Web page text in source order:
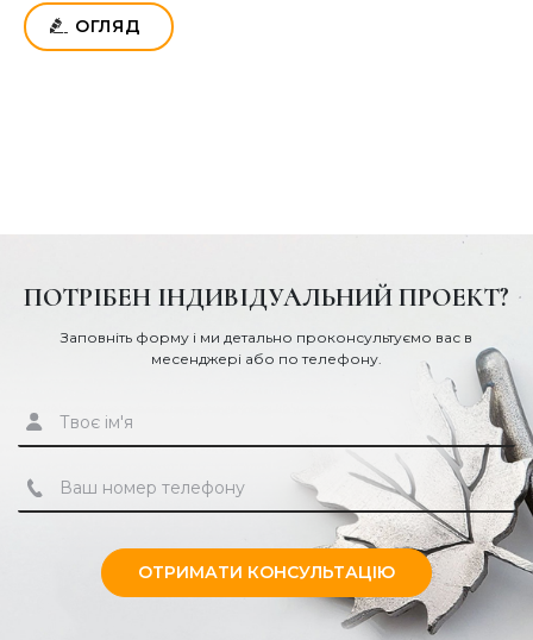
ОГЛЯД
ПОТРІБЕН ІНДИВІДУАЛЬНИЙ ПРОЕКТ?
Заповніть форму і ми детально проконсультуємо вас в
месенджері або по телефону.
ОТРИМАТИ КОНСУЛЬТАЦІЮ